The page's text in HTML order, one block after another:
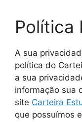
Política
A sua
política do
a sua
informação sua
site Carteira
que possuímos